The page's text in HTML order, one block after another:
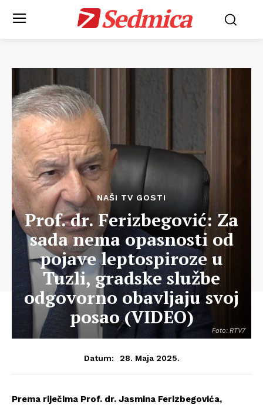
Sedmica
Foto: RTV7
NAŠI TV GOSTI
Prof. dr. Ferizbegović: Za
sada nema opasnosti od
pojave leptospiroze u
Tuzli, gradske službe
odgovorno obavljaju svoj
posao (VIDEO)
Datum: 28. Maja 2025.
Prema riječima Prof. dr. Jasmina Ferizbegovića,